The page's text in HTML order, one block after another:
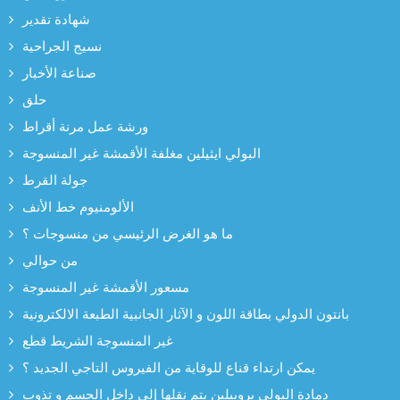
شهادة تقدير
نسيج الجراحية
صناعة الأخبار
حلق
ورشة عمل مرنة أقراط
البولي ايثيلين مغلفة الأقمشة غير المنسوجة
جولة القرط
الألومنيوم خط الأنف
ما هو الغرض الرئيسي من منسوجات ؟
من حوالي
مسعور الأقمشة غير المنسوجة
بانتون الدولي بطاقة اللون و الآثار الجانبية الطبعة الالكترونية
غير المنسوجة الشريط قطع
يمكن ارتداء قناع للوقاية من الفيروس التاجي الجديد ؟
دمادة البولي بروبيلين يتم نقلها إلى داخل الجسم و تذوب